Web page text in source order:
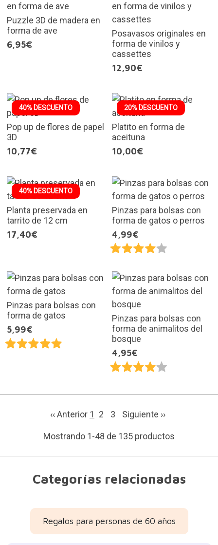
Puzzle 3D de madera en
forma de ave
6,95€
Posavasos originales en
forma de vinilos y
cassettes
12,90€
40% DESCUENTO
Pop up de flores de papel
3D
10,77€
20% DESCUENTO
Platito en forma de
aceituna
10,00€
40% DESCUENTO
Planta preservada en
tarrito de 12 cm
17,40€
Pinzas para bolsas con
forma de gatos o perros
4,99€
Pinzas para bolsas con
forma de gatos
5,99€
Pinzas para bolsas con
forma de animalitos del
bosque
4,95€
‹‹ Anterior 1 2 3 Siguiente ››
Mostrando 1-48 de 135 productos
Categorías relacionadas
Regalos para personas de 60 años